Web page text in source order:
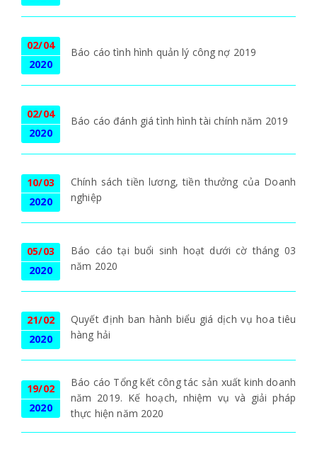
02/04
2020
Báo cáo tình hình quản lý công nợ 2019
02/04
2020
Báo cáo đánh giá tình hình tài chính năm 2019
10/03
2020
Chính sách tiền lương, tiền thưởng của Doanh
nghiệp
05/03
2020
Báo cáo tại buổi sinh hoạt dưới cờ tháng 03
năm 2020
21/02
2020
Quyết định ban hành biểu giá dịch vụ hoa tiêu
hàng hải
19/02
2020
Báo cáo Tổng kết công tác sản xuất kinh doanh
năm 2019. Kế hoạch, nhiệm vụ và giải pháp
thực hiện năm 2020